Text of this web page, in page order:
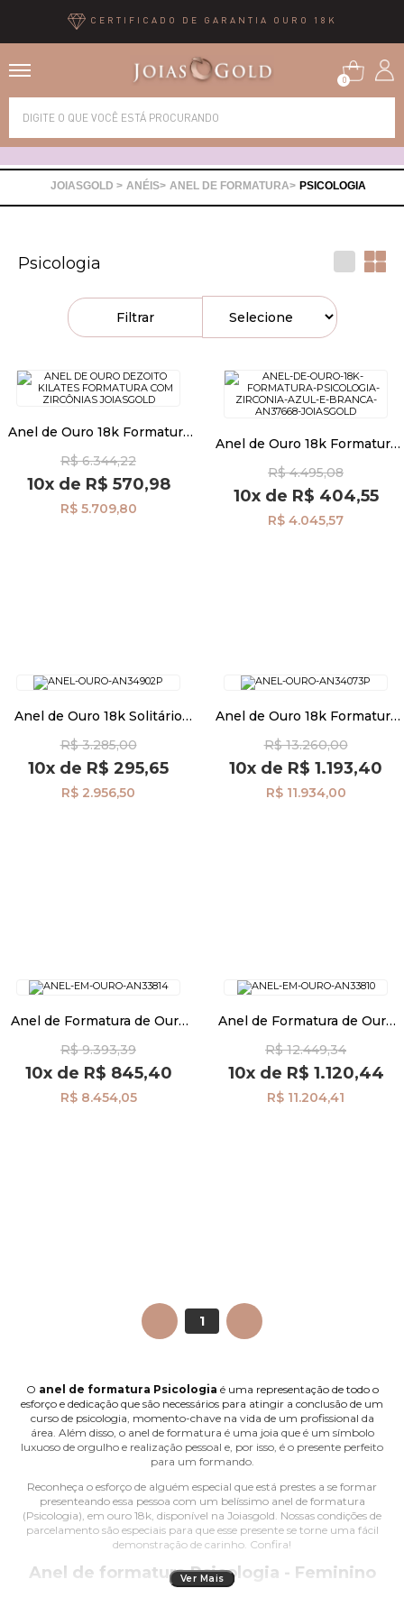
CERTIFICADO DE GARANTIA OURO 18K
0
ANÉIS ANEL DE FORMATURA PSICOLOGIA
Psicologia
Filtrar
Anel de Ouro 18k Formatura
R$ 6.344,22
10xde R$ 570,98
R$ 5.709,80
Anel de Ouro 18k Formatura
Branca an37668
R$ 4.495,08
10xde R$ 404,55
R$ 4.045,57
Anel de Ouro 18k Solitário
R$ 3.285,00
10x de R$ 295,65
R$ 2.956,50
Anel de Ouro 18k Formatura
an34073
R$ 13.260,00
10x de R$ 1.193,40
R$ 11.934,00
Anel de Formatura de Ouro
an33814
R$ 9.393,39
10xde R$ 845,40
R$ 8.454,05
Anel de Formatura de Ouro
an33810
R$ 12.449,34
10xde R$ 1.120,44
R$ 11.204,41
ANTERIOR 1 PRÓXIMO
O anel de formatura Psicologia é uma representação de todo o
esforço e dedicação que são necessários para atingir a conclusão de um
curso de psicologia, momento-chave na vida de um profissional da
área. Além disso, o anel de formatura é uma joia que é um símbolo
luxuoso de orgulho e realização pessoal e, por isso, é o presente perfeito
para um formando.
Reconheça o esforço de alguém especial que está prestes a se formar
presenteando essa pessoa com um belíssimo anel de formatura
(Psicologia), em ouro 18k, disponível na Joiasgold. Nossas condições de
parcelamento são especiais para que esse presente se torne uma fácil
demonstração de carinho. Confira!
Anel de formatura Psicologia - Feminino
Ver Mais
Alianças
Anéis
Pingentes
Pulseiras
Piercing
OFERTAS